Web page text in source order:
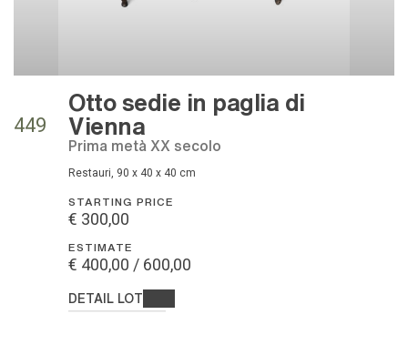
449
Otto sedie in paglia di
Vienna
prima metà XX secolo
restauri, 90 x 40 x 40 cm
STARTING PRICE
€ 300,00
ESTIMATE
€ 400,00 / 600,00
DETAIL LOT